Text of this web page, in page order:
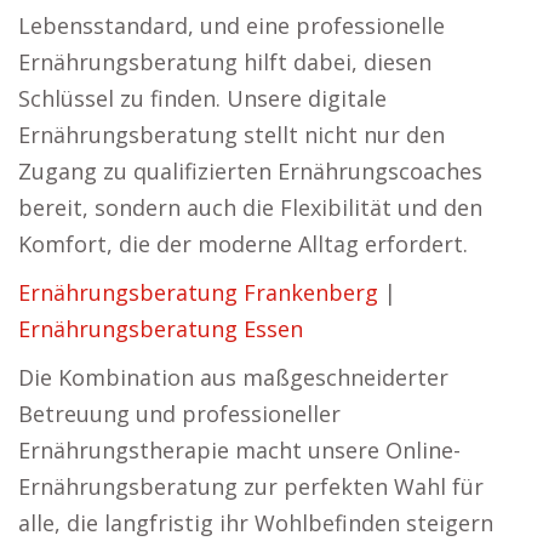
Lebensstandard, und eine professionelle
Ernährungsberatung hilft dabei, diesen
Schlüssel zu finden. Unsere digitale
Ernährungsberatung stellt nicht nur den
Zugang zu qualifizierten Ernährungscoaches
bereit, sondern auch die Flexibilität und den
Komfort, die der moderne Alltag erfordert.
Ernährungsberatung Frankenberg |
Ernährungsberatung Essen
Die Kombination aus maßgeschneiderter
Betreuung und professioneller
Ernährungstherapie macht unsere Online-
Ernährungsberatung zur perfekten Wahl für
alle, die langfristig ihr Wohlbefinden steigern